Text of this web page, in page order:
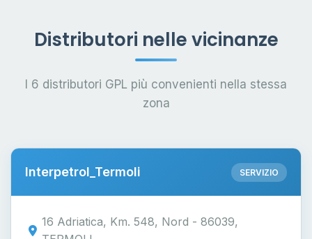
Distributori nelle vicinanze
I 6 distributori GPL più convenienti nella stessa
zona
Interpetrol_Termoli SERVIZIO
16 Adriatica, Km. 548, Nord - 86039,